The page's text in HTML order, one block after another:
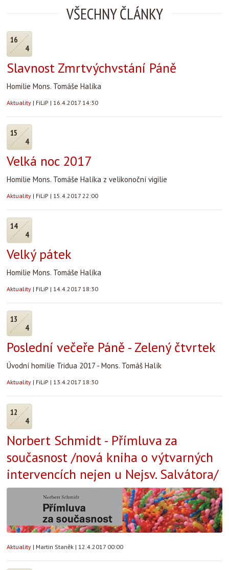
VŠECHNY ČLÁNKY
16
4
Slavnost Zmrtvýchvstání Páně
Homilie Mons. Tomáše Halíka
Aktuality | FiLiP | 16.4.2017 14:30
15
4
Velká noc 2017
Homilie Mons. Tomáše Halíka z velikonoční vigilie
Aktuality | FiLiP | 15.4.2017 22:00
14
4
Velký pátek
Homilie Mons. Tomáše Halíka
Aktuality | FiLiP | 14.4.2017 18:30
13
4
Poslední večeře Páně - Zelený čtvrtek
Úvodní homilie Tridua 2017 - Mons. Tomáš Halík
Aktuality | FiLiP | 13.4.2017 18:30
12
4
Norbert Schmidt - Přímluva za
současnost /nová kniha o výtvarných
intervencích nejen u Nejsv. Salvátora/
Aktuality | Martin Staněk | 12.4.2017 00:00